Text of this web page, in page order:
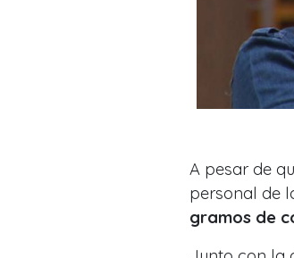
A pesar de
personal de
gramos de